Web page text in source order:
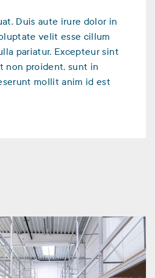
Duis aute irure dolor in
velit esse cillum
pariatur. Excepteur sint
non proident, sunt in
mollit anim id est